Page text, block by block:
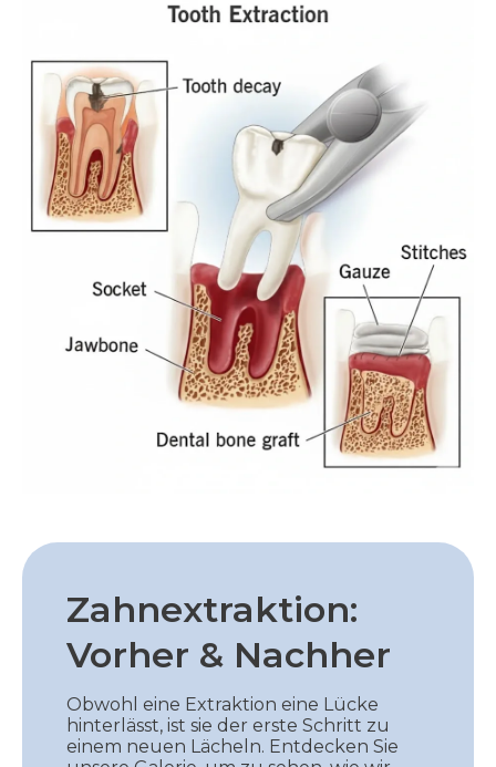
Zahnextraktion:
Vorher & Nachher
Obwohl eine Extraktion eine Lücke
hinterlässt, ist sie der erste Schritt zu
einem neuen Lächeln. Entdecken Sie